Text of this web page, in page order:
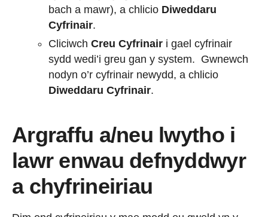
bach a mawr), a chlicio Diweddaru
Cyfrinair.
Cliciwch Creu Cyfrinair i gael cyfrinair
sydd wedi’i greu gan y system. Gwnewch
nodyn o’r cyfrinair newydd, a chlicio
Diweddaru Cyfrinair.
Argraffu a/neu lwytho i
lawr enwau defnyddwyr
a chyfrineiriau